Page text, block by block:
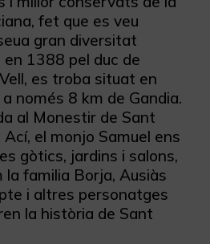
fet que es veu
gran diversitat
1388 pel duc de
es troba situat en
només 8 km de Gandia.
al Monestir de Sant
Ací, el monjo Samuel ens
gòtics, jardins i salons,
la familia Borja, Ausiàs
i altres personatges
la història de Sant